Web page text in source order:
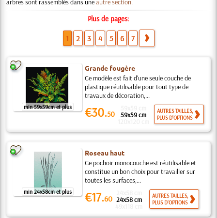
arbres sont rassemblés dans uneautre section.
Plus de pages:
1 2 3 4 5 6 7
min 59x59cm et plus
Grande fougère
Ce modèle est fait d'une seule couche de
plastique réutilisable pour tout type de
travaux de décoration,...
€30.50 59x59 cm
AUTRES TAILLES,
PLUS D'OPTIONS
min 24x58cm et plus
Roseau haut
Ce pochoir monocouche est réutilisable et
constitue un bon choix pour travailler sur
toutes les surfaces,...
€17.60 24x58 cm
AUTRES TAILLES,
PLUS D'OPTIONS